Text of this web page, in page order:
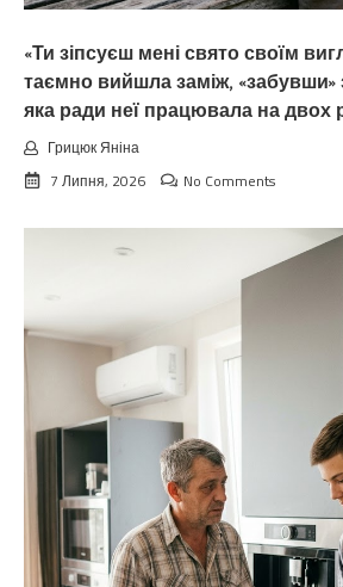
«Ти зіпсуєш мені свято своїм
таємно вийшла заміж, «забувши»
яка ради неї працювала на двох
Грицюк Яніна
7 Липня, 2026
No Comments